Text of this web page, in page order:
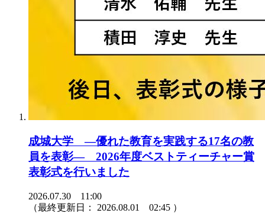
成城大学 ―優れた教育を実践する17名の教
員を表彰― 2026年度ベストティーチャー賞
表彰式を行いました
2026.07.30 11:00
（最終更新日： 2026.08.01 02:45 ）